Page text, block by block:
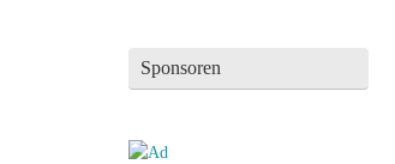
Sponsoren